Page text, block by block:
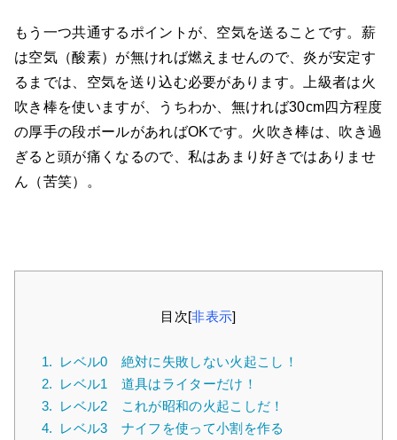
もう一つ共通するポイントが、空気を送ることです。薪
は空気（酸素）が無ければ燃えませんので、炎が安定す
るまでは、空気を送り込む必要があります。上級者は火
吹き棒を使いますが、うちわか、無ければ30cm四方程度
の厚手の段ボールがあればOKです。火吹き棒は、吹き過
ぎると頭が痛くなるので、私はあまり好きではありませ
ん（苦笑）。
目次[非表示]
1.
レベル0 絶対に失敗しない火起こし！
2.
レベル1 道具はライターだけ！
3.
レベル2 これが昭和の火起こしだ！
4.
レベル3 ナイフを使って小割を作る